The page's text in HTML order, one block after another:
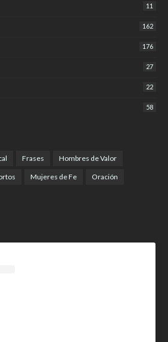
11
162
176
27
22
58
Frases Hombres de Valor
Mujeres de Fe Oración